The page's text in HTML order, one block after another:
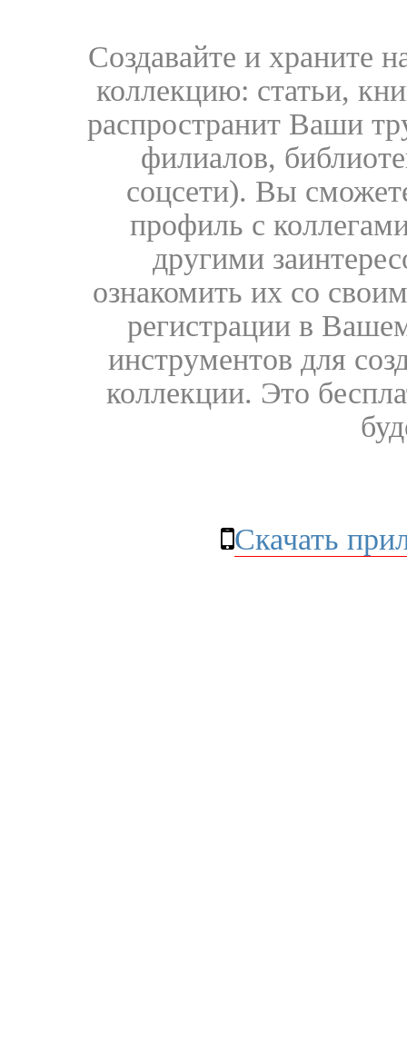
Создавайте и храните
коллекцию: статьи,
распространит Ваши
филиалов,
соцсети). Вы
профиль с
другими
ознакомить их со
регистрации в
инструментов для
коллекции. Это
Скачать